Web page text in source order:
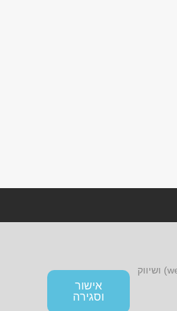
אתר זה עושה שימוש בקובצי cookies, לרבות קובצי cookies של צד שלישי, עבור שיפור הפונקציונליות, שיפור חוויית הגלישה, ניתוח התנהגות גולשים (web analytics) ושיווק
אישור
וסגירה